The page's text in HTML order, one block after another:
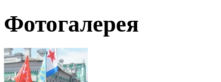
Фотогалерея